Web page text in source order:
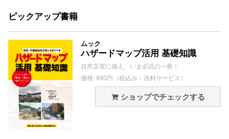
ピックアップ書籍
ムック
ハザードマップ活用 基礎知識
自然災害に備え、いま必読の一冊！
価格: 990円（税込み・送料サービス）
ショップでチェックする